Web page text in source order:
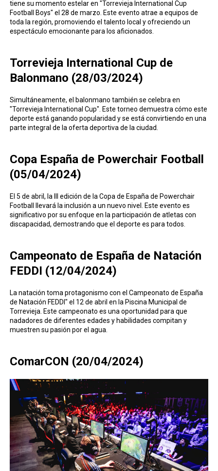
tiene su momento estelar en "Torrevieja International Cup
Football Boys" el 28 de marzo. Este evento atrae a equipos de
toda la región, promoviendo el talento local y ofreciendo un
espectáculo emocionante para los aficionados.
Torrevieja International Cup de
Balonmano (28/03/2024)
Simultáneamente, el balonmano también se celebra en
"Torrevieja International Cup". Este torneo demuestra cómo este
deporte está ganando popularidad y se está convirtiendo en una
parte integral de la oferta deportiva de la ciudad.
Copa España de Powerchair Football
(05/04/2024)
El 5 de abril, la III edición de la Copa de España de Powerchair
Football llevará la inclusión a un nuevo nivel. Este evento es
significativo por su enfoque en la participación de atletas con
discapacidad, demostrando que el deporte es para todos.
Campeonato de España de Natación
FEDDI (12/04/2024)
La natación toma protagonismo con el Campeonato de España
de Natación FEDDI" el 12 de abril en la Piscina Municipal de
Torrevieja. Este campeonato es una oportunidad para que
nadadores de diferentes edades y habilidades compitan y
muestren su pasión por el agua.
ComarCON (20/04/2024)